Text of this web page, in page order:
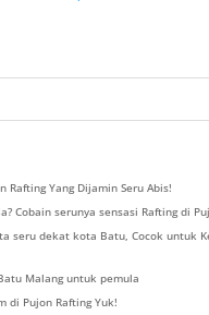
Rafting Yang Dijamin Seru Abis!
Cobain serunya sensasi Rafting di
seru dekat kota Batu, Cocok untuk
Malang untuk pemula
di Pujon Rafting Yuk!